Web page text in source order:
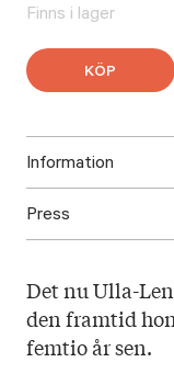
Finns i lager
KÖP
Information
ISBN:
Titel: Saker
Språk: Svenska
Sidantal: 120
Press
Det nu Ulla-
den framtid
femtio år sen.